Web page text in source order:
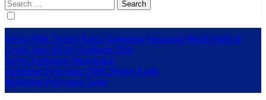
for:
Siswa SMK Negeri Kudu Gelorakan Semangat Merah Putih di
Gerak Jalan ROJO Jombang 2026
Survei Kepuasan Masyarakat
Maklumat Pelayanan SMK Negeri Kudu
Maklumat Pelayanan Tamu